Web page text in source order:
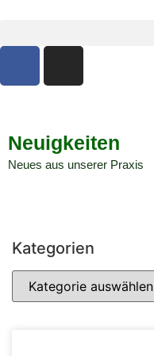
Neuigkeiten
Neues aus unserer Praxis
Kategorien